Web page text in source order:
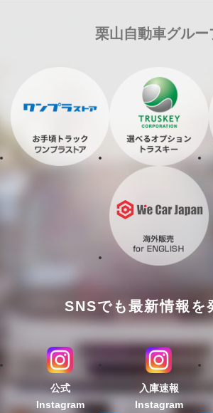
栗山自動車グルー
SNSでも最新情報を
公式
Instagram
入庫速報
Instagram